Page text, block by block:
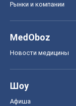
Рынки и компании
MedOboz
Новости медицины
Шоу
Афиша